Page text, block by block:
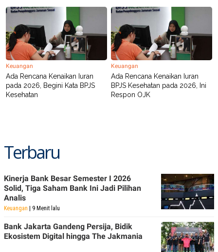
E
Y
S
.
I
D
L
A
N
G
G
A
A
K
K
I
N
E
R
J
N
P
A
P
E
R
D
V
E
R
T
I
N
Keuangan
Ada Rencana Kenaikan Iuran
pada 2026, Begini Kata BPJS
Kesehatan
Keuangan
Ada Rencana Kenaikan Iuran
BPJS Kesehatan pada 2026, Ini
Respon OJK
Terbaru
Kinerja Bank Besar Semester I 2026
Solid, Tiga Saham Bank Ini Jadi Pilihan
Analis
Keuangan | 9 Menit lalu
Bank Jakarta Gandeng Persija, Bidik
Ekosistem Digital hingga The Jakmania